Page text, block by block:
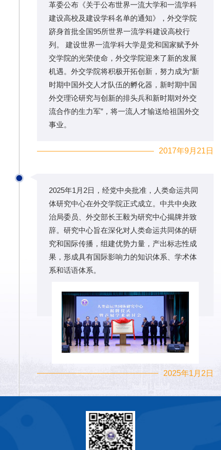
革委公布《关于公布世界一流大学和一流学科
建设高校及建设学科名单的通知》，外交学院
跻身首批全国95所世界一流学科建设高校行
列。 建设世界一流学科大学是党和国家赋予外
交学院的光荣使命，外交学院迎来了新的发展
机遇。外交学院将积极开拓创新，努力成为“新
时期中国外交人才队伍的孵化器，新时期中国
外交理论研究与创新的排头兵和新时期对外交
流合作的生力军”，将一流人才输送给祖国外交
事业。
2017年9月21日
2025年1月2日，经党中央批准，人类命运共同
体研究中心在外交学院正式成立。中共中央政
治局委员、外交部长王毅为研究中心揭牌并致
辞。研究中心旨在深化对人类命运共同体的研
究和国际传播，组建优势力量，产出标志性成
果，形成具有国际影响力的知识体系、学术体
系和话语体系。
2025年1月2日